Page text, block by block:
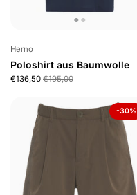
Herno
Poloshirt aus Baumwolle
€136,50 €195,00
-30%